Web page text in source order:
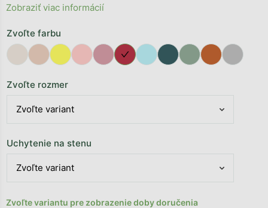
Zvoľte variantu pre zobrazenie doby doručenia
Zvoľte farbu
Zvoľte rozmer
Uchytenie na stenu
Zobraziť viac informácií